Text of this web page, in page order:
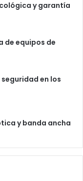
y garantía
de equipos de
en los
y banda ancha